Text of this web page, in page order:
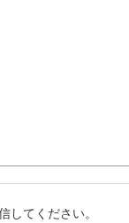
てください。